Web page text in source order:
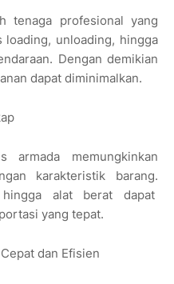
tenaga profesional yang
loading, unloading, hingga
Dengan demikian
dapat diminimalkan.
armada memungkinkan
karakteristik barang.
alat berat dapat
yang tepat.
dan Efisien